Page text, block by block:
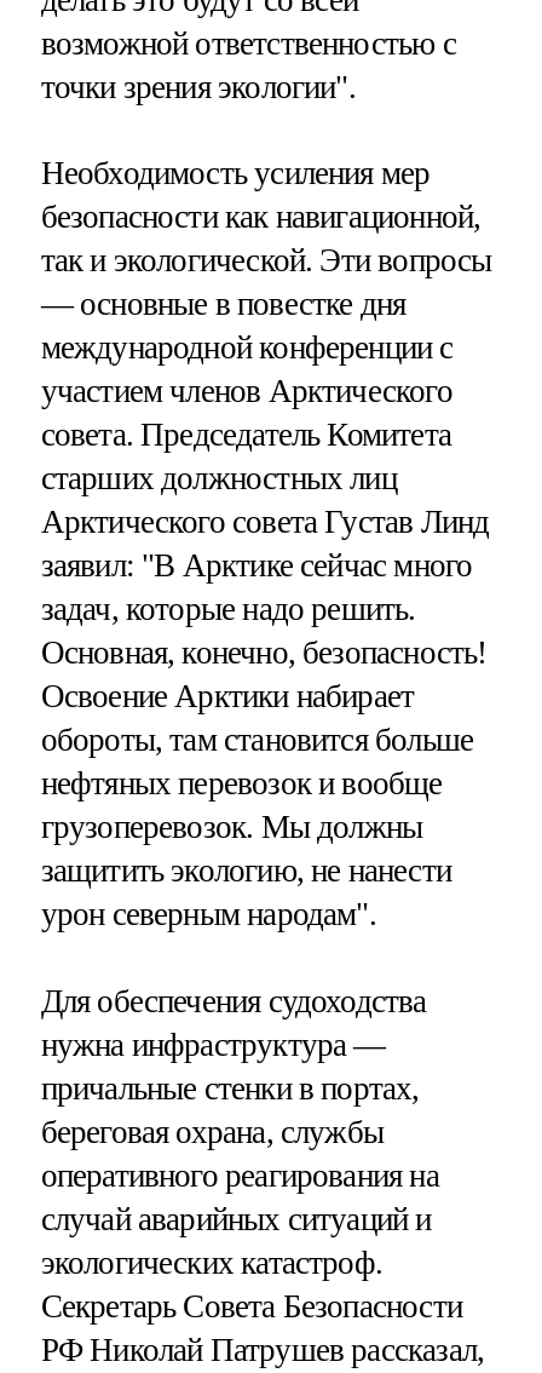
возможной ответственностью с
точки зрения экологии".
Необходимость усиления мер
безопасности как навигационной,
так и экологической. Эти вопросы
— основные в повестке дня
международной конференции с
участием членов Арктического
совета. Председатель Комитета
старших должностных лиц
Арктического совета Густав Линд
заявил: "В Арктике сейчас много
задач, которые надо решить.
Основная, конечно, безопасность!
Освоение Арктики набирает
обороты, там становится больше
нефтяных перевозок и вообще
грузоперевозок. Мы должны
защитить экологию, не нанести
урон северным народам".
Для обеспечения судоходства
нужна инфраструктура —
причальные стенки в портах,
береговая охрана, службы
оперативного реагирования на
случай аварийных ситуаций и
экологических катастроф.
Секретарь Совета Безопасности
РФ Николай Патрушев рассказал,